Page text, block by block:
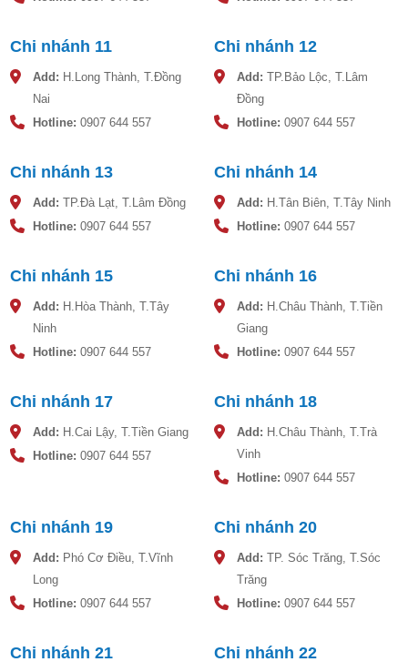
Lớp bảo ôn của máy năng lượng mặt trời Toàn Mỹ SOLGO
năng giữ nhiệt lên đến 72 giờ.
may nuoc nong nang luong mat troi SOLGO
Nguyên lý hoạt động máy nước nóng năng
lượng mặt trời Toàn Mỹ SOLGO 200L
Khi ánh nắng chiếu vào các ống thủy tinh chân không, với tính
năng hấp thụ ánh nắng mặt trời, các ống này sẽ chuyển hóa
quang năng thành nhiệt năng, trong khi đối với nguyên lý tỉ
thành nên một vòng tuần hoàn tự nhiên, liên tục nước lạnh đi
khiến cho nhiệt độ trong bình luôn tăng lên.
Ưu điểm vượt trội của máy nước nóng năng
lượng mặt trời Toàn Mỹ SOLGO 200L
Thân thiện với môi trường: Sản phẩm sử dụng từ nguồn
ánh năng lượng ánh sáng mặt trời nên không gây ra các
Chi nhánh 11
Add: H.Long Thành, T.Đồng
Nai
Hotline: 0907 644 557
Chi nhánh 12
Add: TP.Bảo Lộc, T.Lâm
Đồng
Hotline: 0907 644 557
Chi nhánh 13
Add: TP.Đà Lạt, T.Lâm Đồng
Hotline: 0907 644 557
Chi nhánh 14
Add: H.Tân Biên, T.Tây Ninh
Hotline: 0907 644 557
Chi nhánh 15
Add: H.Hòa Thành, T.Tây
Ninh
Hotline: 0907 644 557
Chi nhánh 16
Add: H.Châu Thành, T.Tiền
Giang
Hotline: 0907 644 557
Chi nhánh 17
Add: H.Cai Lậy, T.Tiền Giang
Hotline: 0907 644 557
Chi nhánh 18
Add: H.Châu Thành, T.Trà
Vinh
Hotline: 0907 644 557
Chi nhánh 19
Add: Phó Cơ Điều, T.Vĩnh
Long
Hotline: 0907 644 557
Chi nhánh 20
Add: TP. Sóc Trăng, T.Sóc
Trăng
Hotline: 0907 644 557
Chi nhánh 21 Chi nhánh 22